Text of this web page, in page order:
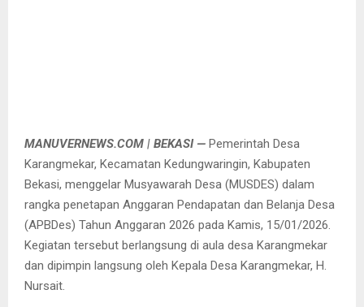
MANUVERNEWS.COM | BEKASI — Pemerintah Desa
Karangmekar, Kecamatan Kedungwaringin, Kabupaten
Bekasi, menggelar Musyawarah Desa (MUSDES) dalam
rangka penetapan Anggaran Pendapatan dan Belanja Desa
(APBDes) Tahun Anggaran 2026 pada Kamis, 15/01/2026.
Kegiatan tersebut berlangsung di aula desa Karangmekar
dan dipimpin langsung oleh Kepala Desa Karangmekar, H.
Nursait.